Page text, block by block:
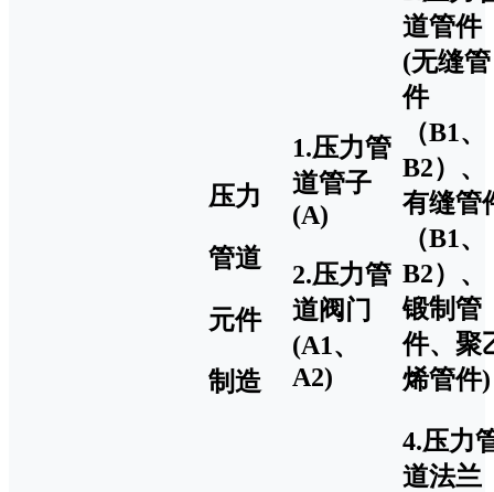
压力
管道
元件
制造
1.压力管
道管子
(A)
2.压力管
道阀门
(A1、
A2)
道管件
(无缝管
件
（B1、
B2）、
有缝管
（B1、
B2）、
锻制管
件、聚
烯管件)
4.压力
道法兰